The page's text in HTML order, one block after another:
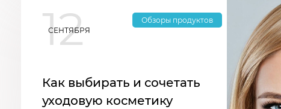
12
СЕНТЯБРЯ
Обзоры продуктов
Как выбирать и сочетать
уходовую косметику